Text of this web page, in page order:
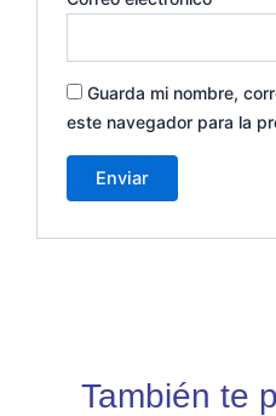
Guarda mi nombre,
este navegador para la
También te